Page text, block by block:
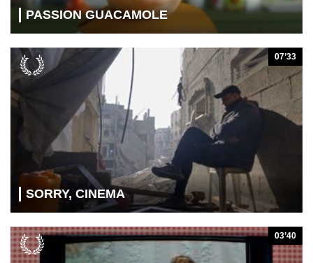
PASSION GUACAMOLE
SORRY, CINEMA
07’33
03’40